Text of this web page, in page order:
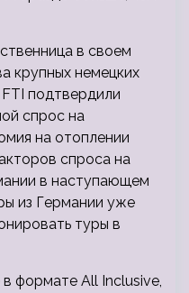
в своем
крупных немецких
подтвердили
спрос на
на отоплении
спроса на
в наступающем
из Германии уже
туры в
формате All Inclusive,